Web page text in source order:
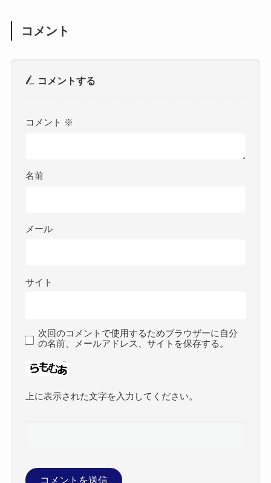
コメント
コメントする
コメント ※
名前
メール
サイト
次回のコメントで使用するためブラウザーに自分
の名前、メールアドレス、サイトを保存する。
上に表示された文字を入力してください。